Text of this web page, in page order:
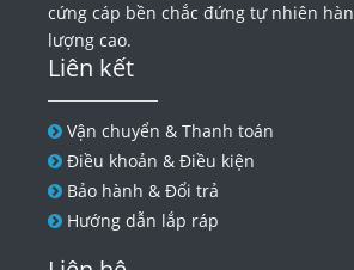
cứng cáp bền chắc đứng tự nhiên
lượng cao.
Liên kết
Vận chuyển & Thanh toán
Điều khoản & Điều kiện
Bảo hành & Đổi trả
Hướng dẫn lắp ráp